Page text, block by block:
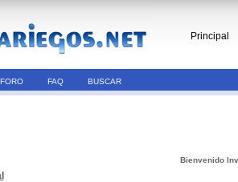
Principal
FAQ BUSCAR
Bienvenido